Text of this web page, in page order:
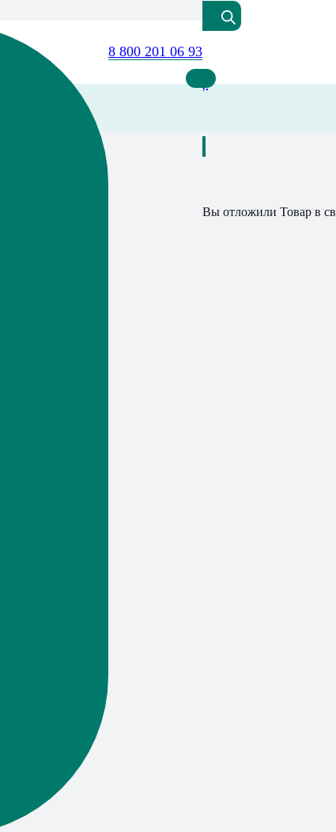
8 800 201 06 93
Вы отложили Товар в